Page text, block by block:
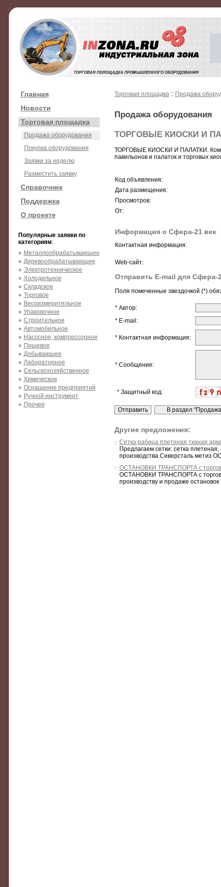
Главная
Новости
Торговая площадка
Продажа оборудования
Покупка оборудования
Заявки за неделю
Разместить заявку
Справочник
Поддержка
О проекте
Популярные заявки по
категориям:
Металлообрабатывающее
Деревообрабатывающее
Электротехническое
Холодильное
Складское
Торговое
Весоизмерительное
Упаковочное
Строительное
Автомобильное
Насосное, компрессорное
Пищевое
Добывающее
Лабораторное
Сельскохозяйственное
Химическое
Оснащение предприятий
Ручной инструмент
Прочее
Торговая площадка:: Продажа
Продажа оборудования
ТОРГОВЫЕ КИОСКИ И
ТОРГОВЫЕ КИОСКИ И ПАЛАТКИ.
павильонов и палаток и торговых
Код объявления:
Дата размещения:
Просмотров:
От:
Информация о Сфера-21 век
Контактная информация:
Web-сайт:
Отправить E-mail для Сфера-
Поля помеченные звездочкой (*)
* Автор:
* E-mail:
* Контактная информация:
* Сообщение:
* Защитный код:
Другие предложения:
Сетка рабица плетеная тканая
Предлагаем сетки: сетка
производства Северсталь метиз
ОСТАНОВКИ ТРАНСПОРТА с
ОСТАНОВКИ ТРАНСПОРТА с
производству и продаже